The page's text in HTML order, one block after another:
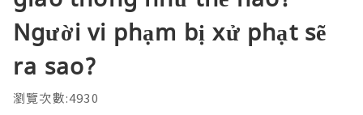
Người vi phạm bị xử phạt sẽ
ra sao?
瀏覽次數:4930